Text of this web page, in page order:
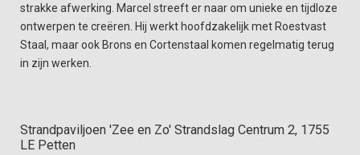
strakke afwerking. Marcel streeft er naar om unieke en tijdloze
ontwerpen te creëren. Hij werkt hoofdzakelijk met Roestvast
Staal, maar ook Brons en Cortenstaal komen regelmatig terug
in zijn werken.
Strandpaviljoen 'Zee en Zo' Strandslag Centrum 2, 1755
LE Petten